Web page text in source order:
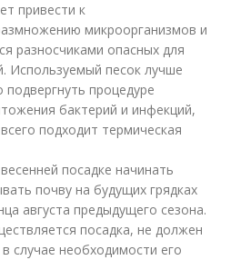
привести к
микроорганизмов и
разносчиками опасных для
Используемый песок лучше
подвергнуть процедуре
бактерий и инфекций,
подходит термическая
посадке начинать
почву на будущих грядках
августа предыдущего сезона.
посадка, не должен
случае необходимости его